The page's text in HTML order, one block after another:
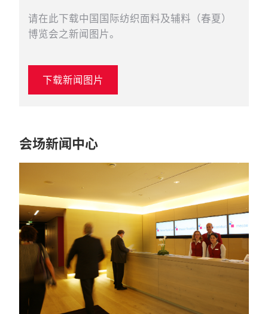
请在此下载中国国际纺织面料及辅料（春夏）
博览会之新闻图片。
下载新闻图片
会场新闻中心